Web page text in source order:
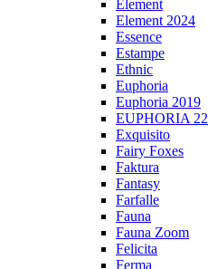
Element
Element 2024
Essence
Estampe
Ethnic
Euphoria
Euphoria 2019
EUPHORIA 22
Exquisito
Fairy Foxes
Faktura
Fantasy
Farfalle
Fauna
Fauna Zoom
Felicita
Ferma